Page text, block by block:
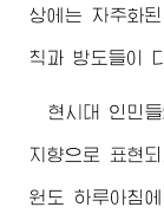
상에는 자주화
칙과 방도들이
현시대 인민
지향으로 표현
원도 하루아침